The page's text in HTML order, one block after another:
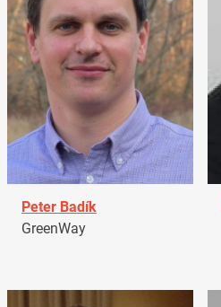
Peter Badík
GreenWay